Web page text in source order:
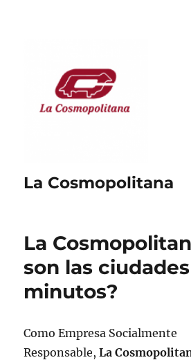
La Cosmopolitana
La
son las ciudades
minutos?
Como Empresa Socialmente
Responsable,La